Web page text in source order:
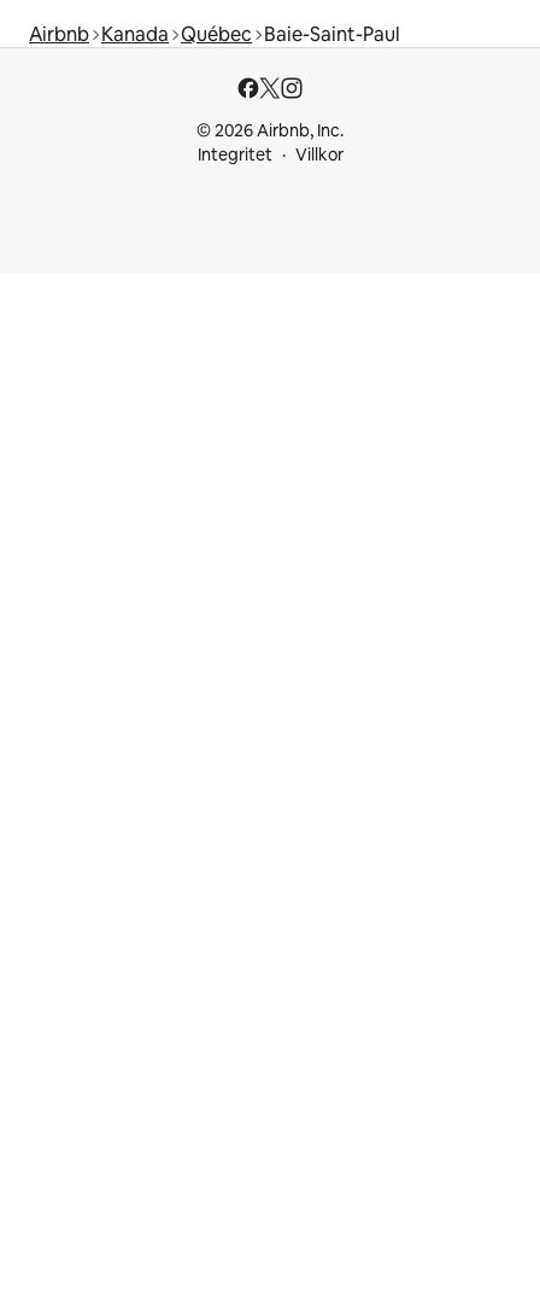
Airbnb Kanada Québec Baie-Saint-Paul
© 2026 Airbnb, Inc.
Integritet
Villkor